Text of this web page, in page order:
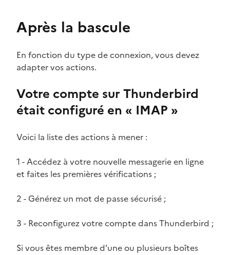
Après la bascule
En fonction du type de connexion, vous devez
adapter vos actions.
Votre compte sur Thunderbird
était configuré en « IMAP »
Voici la liste des actions à mener :
1 - Accédez à votre nouvelle messagerie en ligne
et faites les premières vérifications ;
2 - Générez un mot de passe sécurisé ;
3 - Reconfigurez votre compte dans Thunderbird ;
Si vous êtes membre d’une ou plusieurs boîtes